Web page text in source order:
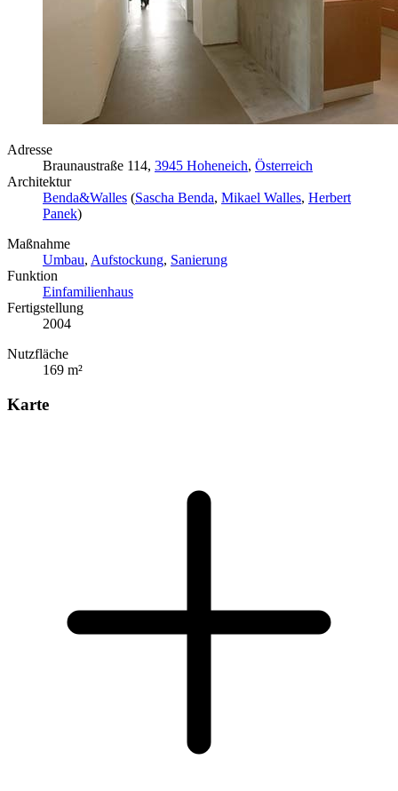
Adresse
Braunaustraße 114, 3945 Hoheneich, Österreich
Architektur
Benda&Walles (Sascha Benda, Mikael Walles, Herbert
Panek)
Maßnahme
Umbau, Aufstockung, Sanierung
Funktion
Einfamilienhaus
Fertigstellung
2004
Nutzfläche
169 m²
Karte